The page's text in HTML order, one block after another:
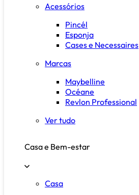
Acessórios
Pincél
Esponja
Cases e Necessaires
Marcas
Maybelline
Océane
Revlon Professional
Ver tudo
Casa e Bem-estar
Casa